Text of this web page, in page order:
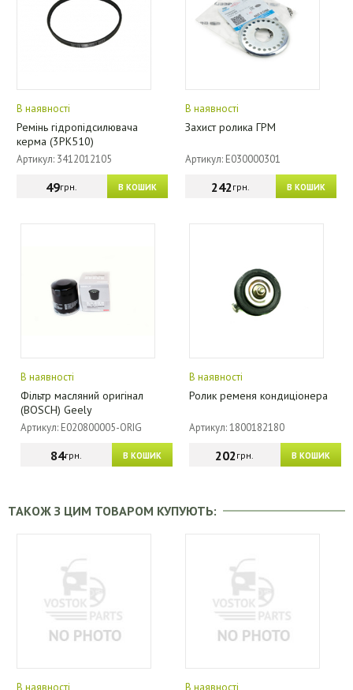
В наявності
Ремінь гідропідсилювача
керма (3РК510)
Артикул: 3412012105
В КОШИК
49грн.
В наявності
Захист ролика ГРМ
Артикул: E030000301
В КОШИК
242грн.
В наявності
Фільтр масляний оригінал
(BOSCH) Geely
Артикул: E020800005-ORIG
В КОШИК
84грн.
В наявності
Ролик ременя кондиціонера
Артикул: 1800182180
В КОШИК
202грн.
ТАКОЖ З ЦИМ ТОВАРОМ КУПУЮТЬ:
В наявності В наявності